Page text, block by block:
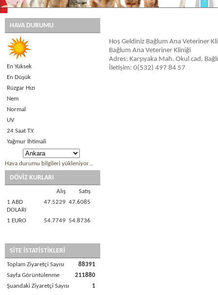
HAVA DURUMU
En Yüksek
En Düşük
Rüzgar Hızı
Nem
Normal
UV
24 Saat T.Y.
Yağmur İhtimali
Hava durumu bilgileri yükleniyor...
DÖVİZ KURLARI
Alış
Satış
1 ABD
DOLARI
47.5229 47.6085
1 EURO 54.7749 54.8736
SİTE İSTATİSTİKLERİ
Toplam Ziyaretçi Sayısı
88391
Sayfa Görüntülenme
211880
Şuandaki Ziyaretçi Sayısı
1
Hoş Geldiniz Bağlum Ana Veteriner
Bağlum Ana Veteriner Kliniği
Adres: Karşıyaka Mah. Okul cad,
İletişim: 0(532) 497 84 57